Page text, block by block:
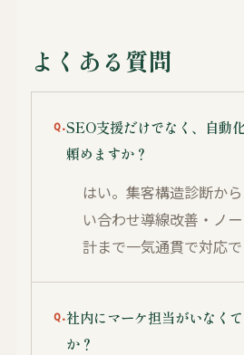
よくある質問
SEO支援だけでなく、自動
頼めますか？
はい。集客構造診断か
い合わせ導線改善・ノ
計まで一気通貫で対応で
社内にマーケ担当がいなく
か？